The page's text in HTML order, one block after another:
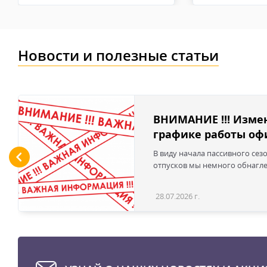
Новости и полезные статьи
ВНИМАНИЕ !!!
графике работы
В виду начала пассивного
отпусков мы немного
28.07.2026 г.